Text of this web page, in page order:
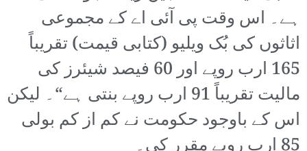
ہے۔ اس وقت پی آئی اے کے مجموعی
اثاثوں کی بُک ویلیو (کتابی قیمت) تقریباً
165 ارب روپے اور 60 فیصد شیئرز کی
مالیت تقریباً 91 ارب روپے بنتی ہے“۔ لیکن
اس کے باوجود حکومت نے کم از کم بولی